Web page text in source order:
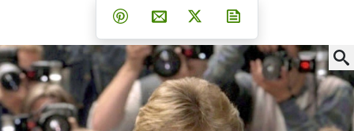
Teilen auf Facebook
Teilen auf Whatsapp
Teilen auf Telegram
Teilen auf Pinterest
Per E-Mail teilen
Post auf X